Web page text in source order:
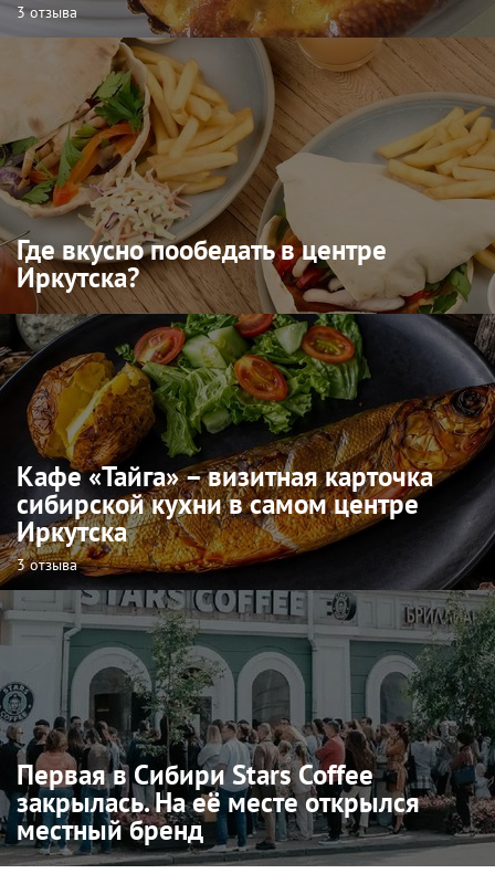
3 отзыва
Где вкусно пообедать в центре
Иркутска?
Кафе «Тайга» – визитная карточка
сибирской кухни в самом центре
Иркутска
3 отзыва
Первая в Сибири Stars Coffee
закрылась. На её месте открылся
местный бренд